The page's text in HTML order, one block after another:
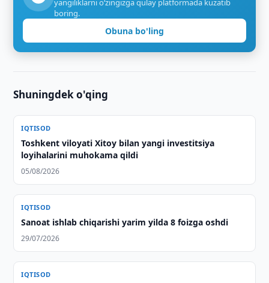
yangiliklarni o‘zingizga qulay platformada kuzatib
boring.
Obuna bo'ling
Shuningdek o'qing
IQTISOD
Toshkent viloyati Xitoy bilan yangi investitsiya
loyihalarini muhokama qildi
05/08/2026
IQTISOD
Sanoat ishlab chiqarishi yarim yilda 8 foizga oshdi
29/07/2026
IQTISOD